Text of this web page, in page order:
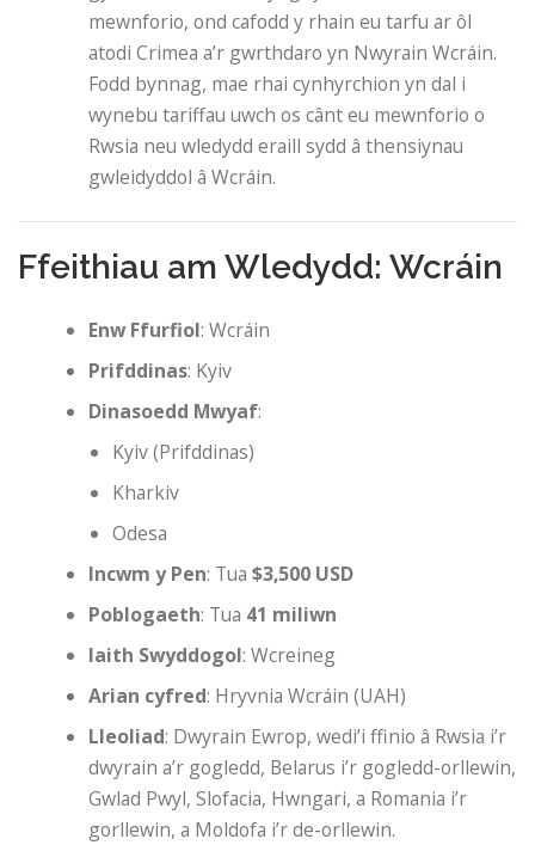
mewnforio, ond cafodd y rhain eu tarfu ar ôl
atodi Crimea a’r gwrthdaro yn Nwyrain Wcráin.
Fodd bynnag, mae rhai cynhyrchion yn dal i
wynebu tariffau uwch os cânt eu mewnforio o
Rwsia neu wledydd eraill sydd â thensiynau
gwleidyddol â Wcráin.
Ffeithiau am Wledydd: Wcráin
Enw Ffurfiol: Wcráin
Prifddinas: Kyiv
Dinasoedd Mwyaf:
Kyiv (Prifddinas)
Kharkiv
Odesa
Incwm y Pen: Tua$3,500 USD
Poblogaeth: Tua 41 miliwn
Iaith Swyddogol: Wcreineg
Arian cyfred: Hryvnia Wcráin (UAH)
Lleoliad: Dwyrain Ewrop, wedi’i ffinio â Rwsia i’r
dwyrain a’r gogledd, Belarus i’r gogledd-orllewin,
Gwlad Pwyl, Slofacia, Hwngari, a Romania i’r
gorllewin, a Moldofa i’r de-orllewin.